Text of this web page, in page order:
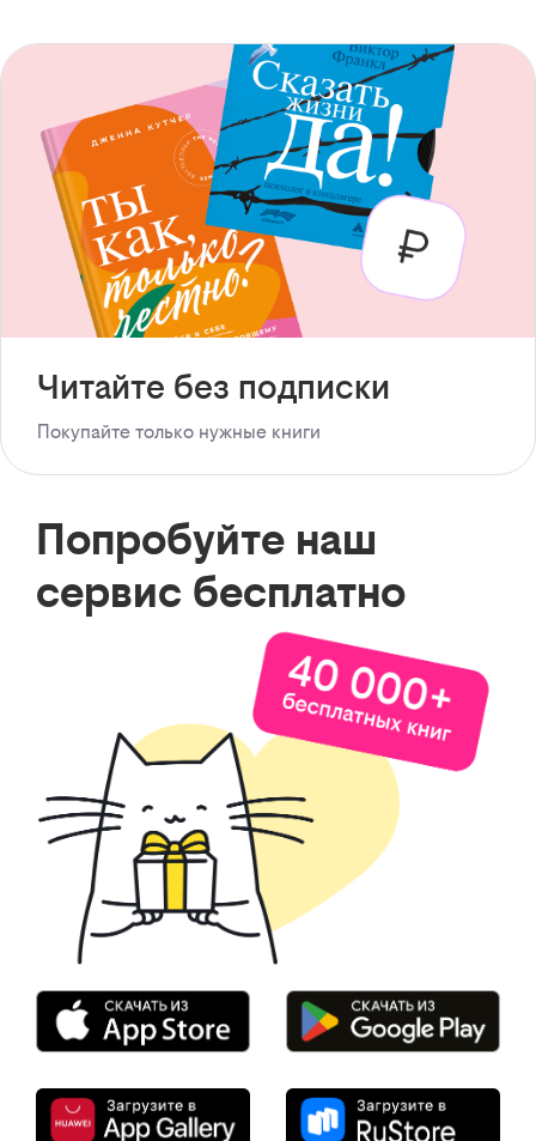
Читайте без подписки
Покупайте только нужные книги
Попробуйте наш
сервис бесплатно